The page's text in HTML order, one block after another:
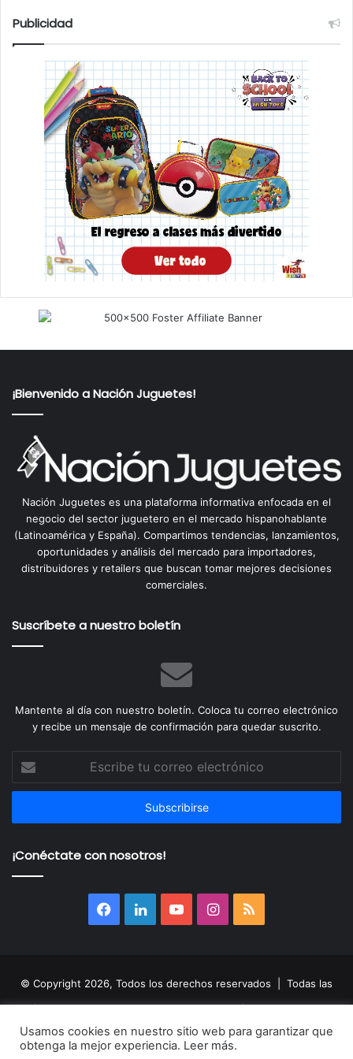
Publicidad
¡Bienvenido a Nación Juguetes!
Nación Juguetes es una plataforma informativa enfocada en el
negocio del sector juguetero en el mercado hispanohablante
(Latinoamérica y España). Compartimos tendencias, lanzamientos,
oportunidades y análisis del mercado para importadores,
distribuidores y retailers que buscan tomar mejores decisiones
comerciales.
Suscríbete a nuestro boletín
Mantente al día con nuestro boletín. Coloca tu correo electrónico
y recibe un mensaje de confirmación para quedar suscrito.
Escribe
tu
correo
¡Conéctate con nosotros!
Facebook
LinkedInYouTubeInstagram
© Copyright 2026, Todos los derechos reservados | Todas las
imágenes, nombres, audios, videos, fotografías y logotipos son
propiedad de sus respectivos autores y son utilizados sólo de
Usamos cookies en nuestro sitio web para garantizar que
obtenga la mejor experiencia. Leer más.